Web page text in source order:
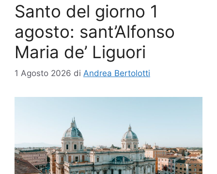
Santo del giorno 1
agosto: sant’Alfonso
Maria de’ Liguori
1 Agosto 2026 di Andrea Bertolotti